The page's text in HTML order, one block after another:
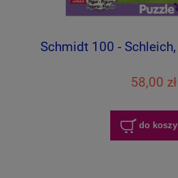
Schmidt 100 -
58,00 zł
do